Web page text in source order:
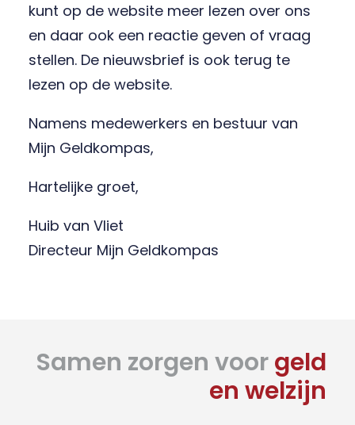
kunt op de website meer lezen over ons
en daar ook een reactie geven of vraag
stellen. De nieuwsbrief is ook terug te
lezen op de website.
Namens medewerkers en bestuur van
Mijn Geldkompas,
Hartelijke groet,
Huib van Vliet
Directeur Mijn Geldkompas
Samen zorgen voorgeld
en welzijn